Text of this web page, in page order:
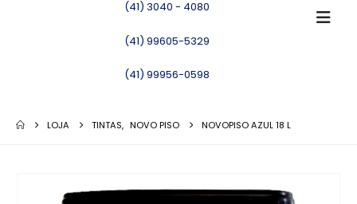
(41) 3040 - 4080
(41) 99605-5329
(41) 99956-0598
LOJA TINTAS, NOVO PISO NOVOPISO AZUL 18 L